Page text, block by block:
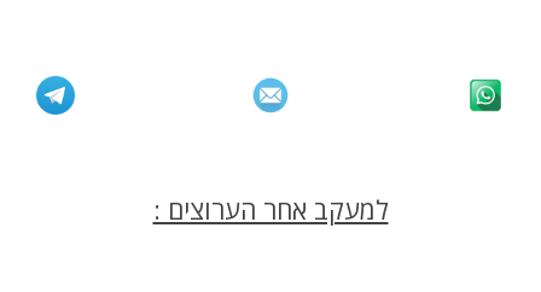
למעקב אחר הערוצים :